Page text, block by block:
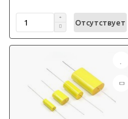
Отсутствует